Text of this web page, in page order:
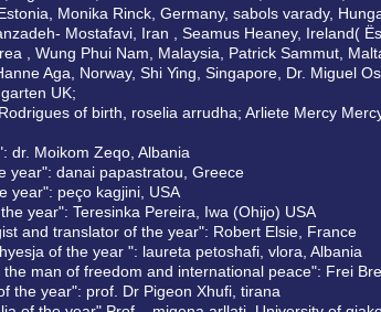
Monika Rinck, Germany, sabols varady,
Mostafavi, Iran , Seamus Heaney, Ireland(
, Wung Phui Nam, Malaysia, Patrick Sammut,
Aga, Norway, Shi Ying, Singapore, Dr. Miguel
UK;
of birth, roselia arrudha; Arliete Mercy
dr. Moikom Zeqo, Albania
year": danai papastratou, Greece
year": peço kagjini, USA
year": Teresinka Pereira, Iwa (Ohijo) USA
and translator of the year": Robert Elsie, France
of the year ": laureta petoshafi, vlora, Albania
the man of freedom and international peace": Frei
the year": prof. Dr Pigeon Xhufi, tirana